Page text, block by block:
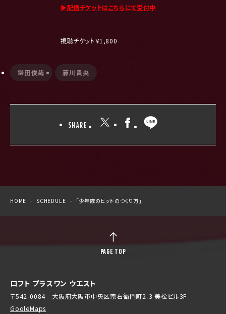
▶︎配信チケットはこちらにて受付中
視聴チケット￥1,800
鎌田俊哉 藤川貴央
SHARE
HOME SCHEDULE 「少年隊のヒットのつくり方」
ロフト プラスワン ウエスト
〒542-0084 大阪府大阪市中央区宗右衛門町2-3 美松ビル3F
GooleMaps
PAGE TOP